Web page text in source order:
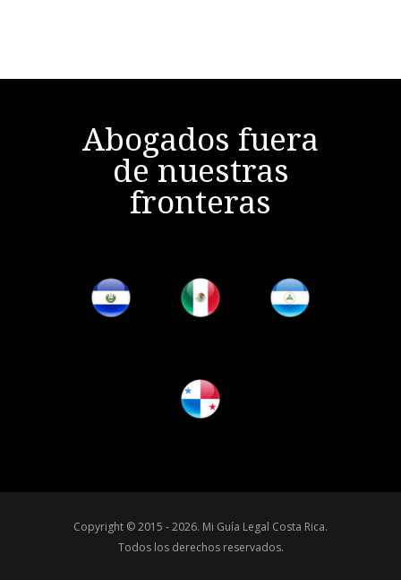
Abogados fuera
de nuestras
fronteras
Copyright © 2015 - 2026. Mi Guía Legal Costa Rica.
Todos los derechos reservados.